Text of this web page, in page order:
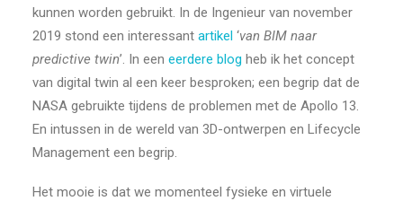
kunnen worden gebruikt. In de Ingenieur van november
2019 stond een interessant artikel ‘van BIM naar
predictive twin’. In een eerdere blog heb ik het concept
van digital twin al een keer besproken; een begrip dat de
NASA gebruikte tijdens de problemen met de Apollo 13.
En intussen in de wereld van 3D-ontwerpen en Lifecycle
Management een begrip.
Het mooie is dat we momenteel fysieke en virtuele